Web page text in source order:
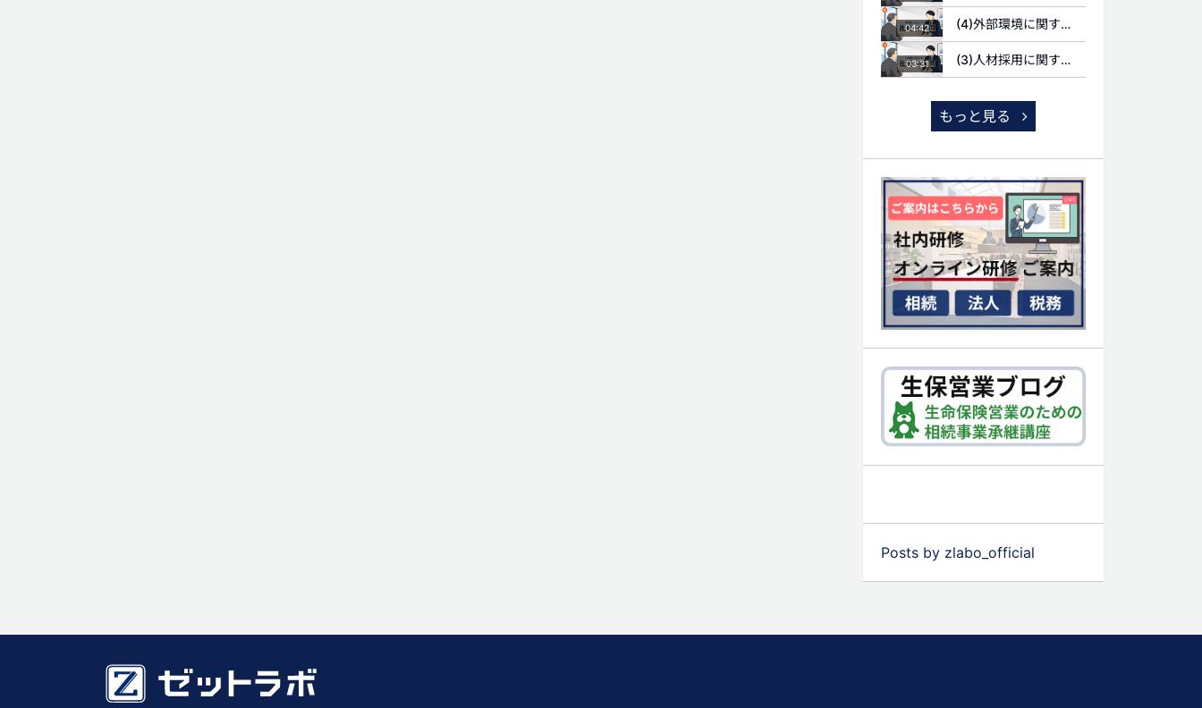
04:42 (4)外部環境に関する質問
03:31 (3)人材採用に関する質問
もっと見る
Posts by zlabo_official